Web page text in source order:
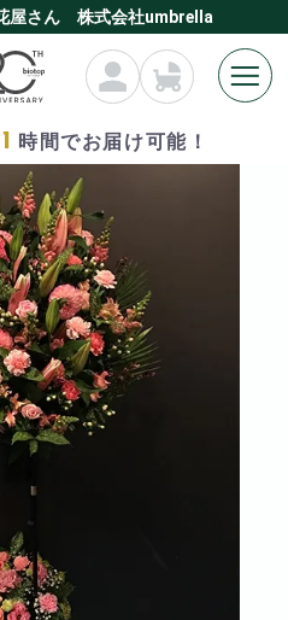
屋さん 株式会社umbrella
1 時間でお届け可能！